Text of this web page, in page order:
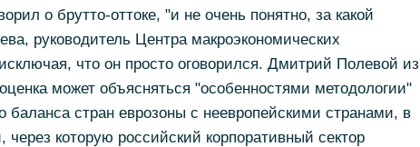
о брутто-оттоке, "и не очень понятно, за какой
руководитель Центра макроэкономических
что он просто оговорился. Дмитрий Полевой из
может объясняться "особенностями методологии"
баланса стран еврозоны с неевропейскими странами, в
которую российский корпоративный сектор